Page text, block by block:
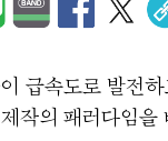
급속도로 발전
작의 패러다임